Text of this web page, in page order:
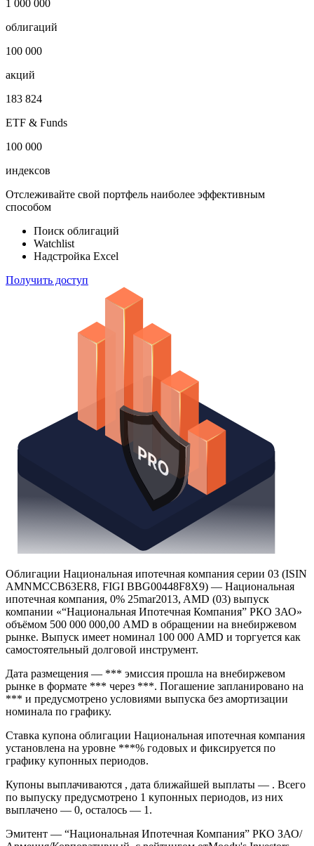
1 000 000
облигаций
100 000
акций
183 824
ETF & Funds
100 000
индексов
Отслеживайте свой портфель наиболее эффективным
способом
Поиск облигаций
Watchlist
Надстройка Excel
Получить доступ
Облигации Национальная ипотечная компания серии 03 (ISIN
AMNMCCB63ER8, FIGI BBG00448F8X9) — Национальная
ипотечная компания, 0% 25mar2013, AMD (03) выпуск
компании «“Национальная Ипотечная Компания” РКО ЗАО»
объёмом 500 000 000,00 AMD в обращении на внебиржевом
рынке. Выпуск имеет номинал 100 000 AMD и торгуется как
самостоятельный долговой инструмент.
Дата размещения — *** эмиссия прошла на внебиржевом
рынке в формате *** через ***. Погашение запланировано на
*** и предусмотрено условиями выпуска без амортизации
номинала по графику.
Ставка купона облигации Национальная ипотечная компания
установлена на уровне ***% годовых и фиксируется по
графику купонных периодов.
Купоны выплачиваются , дата ближайшей выплаты — . Всего
по выпуску предусмотрено 1 купонных периодов, из них
выплачено — 0, осталось — 1.
Эмитент — “Национальная Ипотечная Компания” РКО ЗАО/